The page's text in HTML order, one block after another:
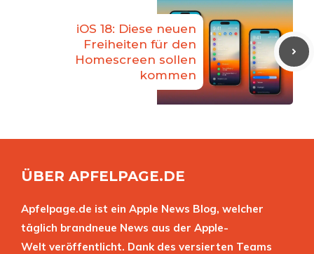
iOS 18: Diese neuen
Freiheiten für den
Homescreen sollen
kommen
ÜBER APFELPAGE.DE
Apfelpage.de ist ein Apple News Blog, welcher
täglich brandneue News aus der Apple-
Welt veröffentlicht. Dank des versierten Teams